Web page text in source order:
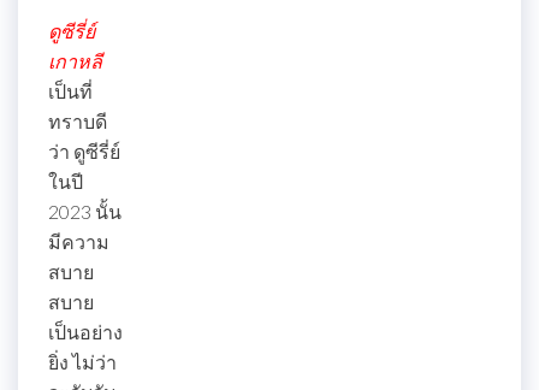
ดูซีรี่ย์
เกาหลี
เป็นที่
ทราบดี
ว่า ดูซีรี่ย์
ในปี
2023 นั้น
มีความ
สบาย
สบาย
เป็นอย่าง
ยิ่ง ไม่ว่า